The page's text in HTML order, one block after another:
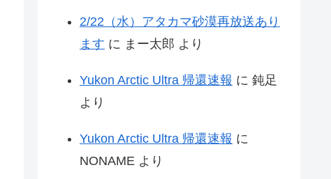
2/22（水）アタカマ砂漠再放送あり
ます に まー太郎 より
Yukon Arctic Ultra 帰還速報 に 鈍足
より
Yukon Arctic Ultra 帰還速報 に
NONAME より